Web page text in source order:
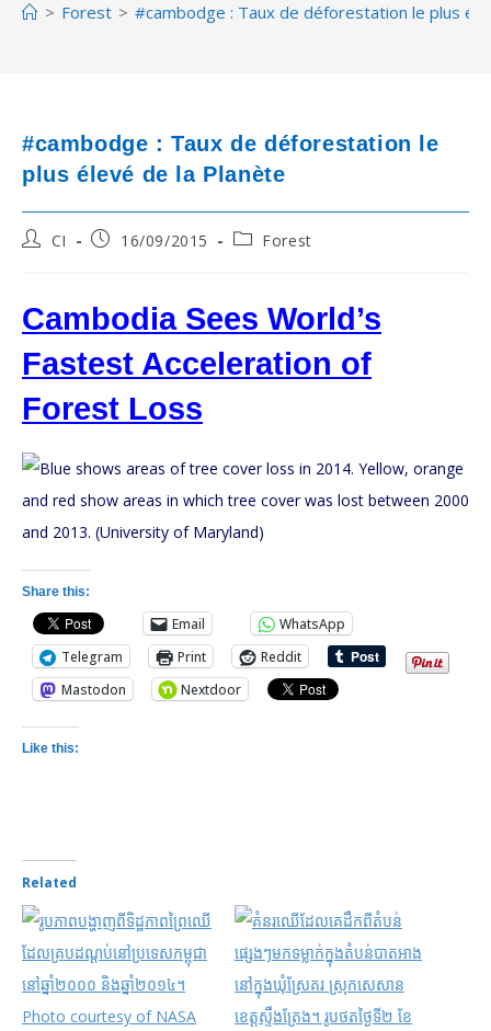
> Forest > #cambodge : Taux de déforestation le plus
#cambodge : Taux de déforestation le
plus élevé de la Planète
PostCI
Post16/09/2015
PostForest
Cambodia Sees World’s
Fastest Acceleration of
Forest Loss
Share this:
Email
WhatsApp
Telegram
Print
Reddit
Mastodon
Nextdoor
Like this:
Related